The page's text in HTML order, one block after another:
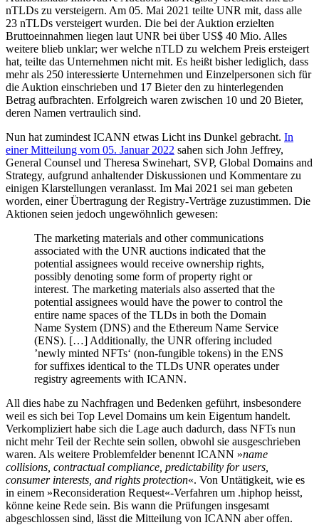
nTLDs zu versteigern. Am 05. Mai 2021 teilte UNR mit, dass alle
23 nTLDs versteigert wurden. Die bei der Auktion erzielten
Bruttoeinnahmen liegen laut UNR bei über US$ 40 Mio. Alles
weitere blieb unklar; wer welche nTLD zu welchem Preis ersteigert
hat, teilte das Unternehmen nicht mit. Es heißt bisher lediglich, dass
mehr als 250 interessierte Unternehmen und Einzelpersonen sich für
die Auktion einschrieben und 17 Bieter den zu hinterlegenden
Betrag aufbrachten. Erfolgreich waren zwischen 10 und 20 Bieter,
deren Namen vertraulich sind.
Nun hat zumindest ICANN etwas Licht ins Dunkel gebracht. In
einer Mitteilung vom 05. Januar 2022 sahen sich John Jeffrey,
General Counsel und Theresa Swinehart, SVP, Global Domains and
Strategy, aufgrund anhaltender Diskussionen und Kommentare zu
einigen Klarstellungen veranlasst. Im Mai 2021 sei man gebeten
worden, einer Übertragung der Registry-Verträge zuzustimmen. Die
Aktionen seien jedoch ungewöhnlich gewesen:
The marketing materials and other communications
associated with the UNR auctions indicated that the
potential assignees would receive ownership rights,
possibly denoting some form of property right or
interest. The marketing materials also asserted that the
potential assignees would have the power to control the
entire name spaces of the TLDs in both the Domain
Name System (DNS) and the Ethereum Name Service
(ENS). […] Additionally, the UNR offering included
’newly minted NFTs‘ (non-fungible tokens) in the ENS
for suffixes identical to the TLDs UNR operates under
registry agreements with ICANN.
All dies habe zu Nachfragen und Bedenken geführt, insbesondere
weil es sich bei Top Level Domains um kein Eigentum handelt.
Verkompliziert habe sich die Lage auch dadurch, dass NFTs nun
nicht mehr Teil der Rechte sein sollen, obwohl sie ausgeschrieben
waren. Als weitere Problemfelder benennt ICANN »name
collisions, contractual compliance, predictability for users,
consumer interests, and rights protection«. Von Untätigkeit, wie es
in einem »Reconsideration Request«-Verfahren um .hiphop heisst,
könne keine Rede sein. Bis wann die Prüfungen insgesamt
abgeschlossen sind, lässt die Mitteilung von ICANN aber offen.